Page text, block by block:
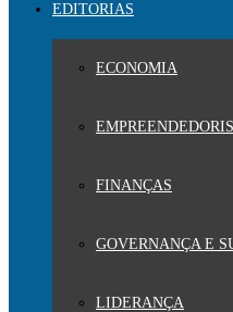
EDITORIAS
ECONOMIA
FINANÇAS
GOVERNANÇA E
LIDERANÇA